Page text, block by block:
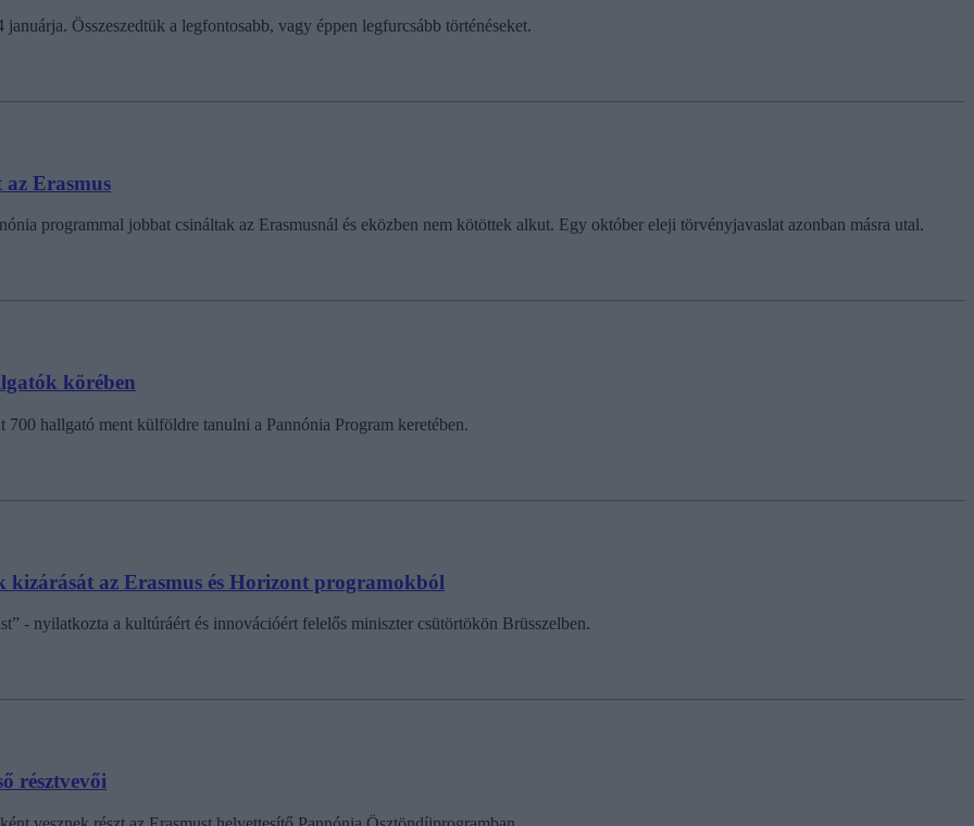
Összeszedtük a legfontosabb, vagy éppen legfurcsább történéseket.
Erasmus
programmal jobbat csináltak az Erasmusnál és eközben nem kötöttek alkut. Egy október eleji törvényjavaslat azonban másra utal.
körében
700 hallgató ment külföldre tanulni a Pannónia Program keretében.
kizárását az Erasmus és Horizont programokból
- nyilatkozta a kultúráért és innovációért felelős miniszter csütörtökön Brüsszelben.
résztvevői